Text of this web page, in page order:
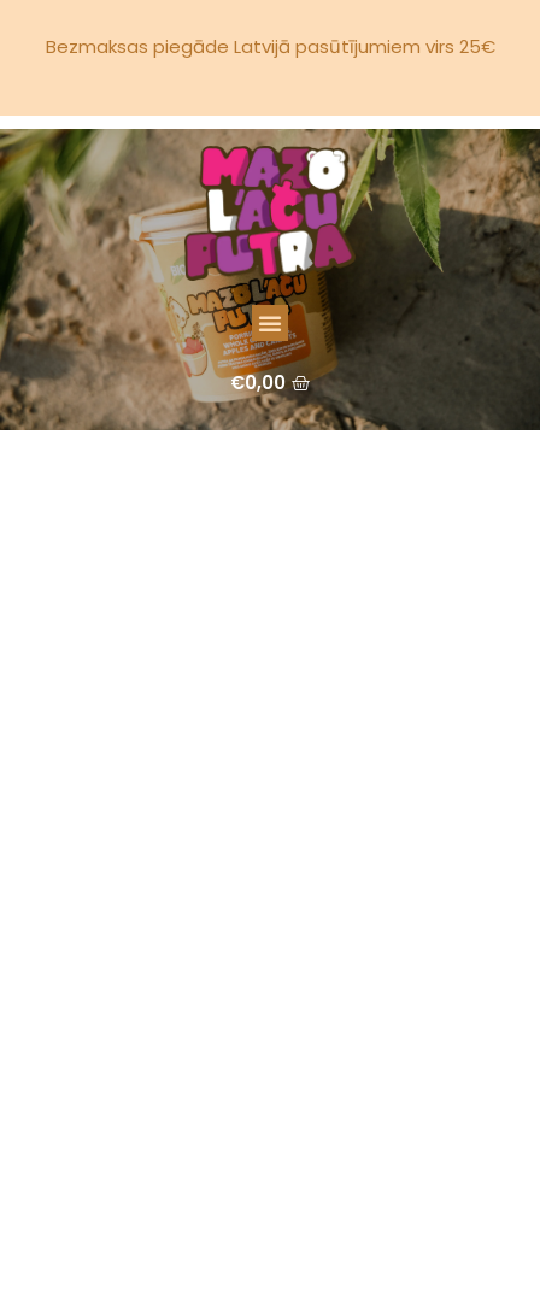
Bezmaksas piegāde Latvijā pasūtījumiem virs 25€
€0,00